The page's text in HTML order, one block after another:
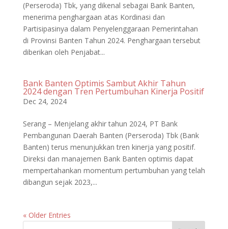
(Perseroda) Tbk, yang dikenal sebagai Bank Banten,
menerima penghargaan atas Kordinasi dan
Partisipasinya dalam Penyelenggaraan Pemerintahan
di Provinsi Banten Tahun 2024. Penghargaan tersebut
diberikan oleh Penjabat...
Bank Banten Optimis Sambut Akhir Tahun
2024 dengan Tren Pertumbuhan Kinerja Positif
Dec 24, 2024
Serang – Menjelang akhir tahun 2024, PT Bank
Pembangunan Daerah Banten (Perseroda) Tbk (Bank
Banten) terus menunjukkan tren kinerja yang positif.
Direksi dan manajemen Bank Banten optimis dapat
mempertahankan momentum pertumbuhan yang telah
dibangun sejak 2023,...
« Older Entries